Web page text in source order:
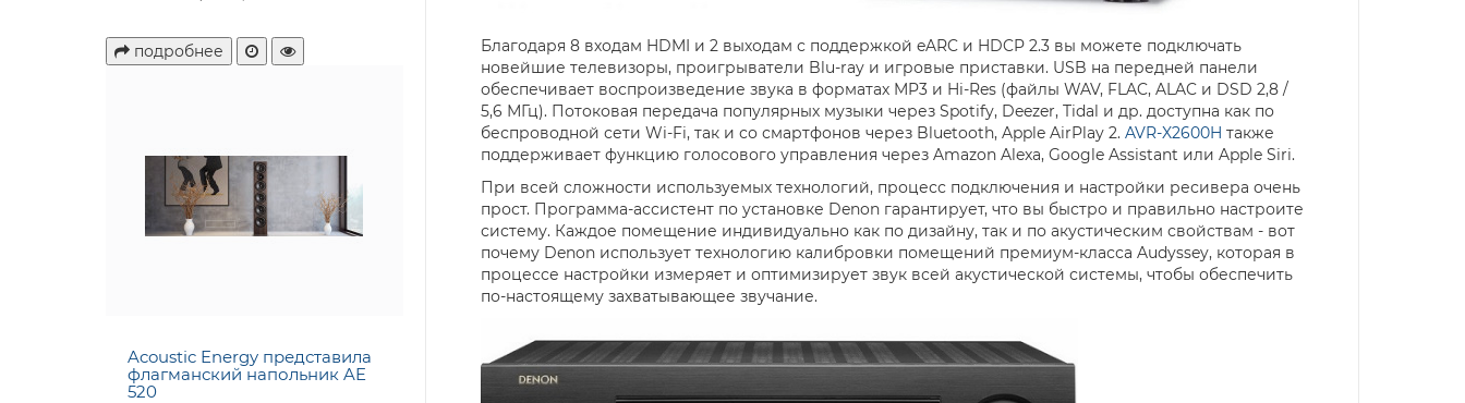
подробнее
Acoustic Energy представила
флагманский напольник AE
520
Благодаря 8 входам HDMI и 2 выходам с поддержкой eARC и HDCP 2.3 вы можете подключать
новейшие телевизоры, проигрыватели Blu-ray и игровые приставки. USB на передней панели
обеспечивает воспроизведение звука в форматах MP3 и Hi-Res (файлы WAV, FLAC, ALAC и DSD 2,8 /
5,6 МГц). Потоковая передача популярных музыки через Spotify, Deezer, Tidal и др. доступна как по
беспроводной сети Wi-Fi, так и со смартфонов через Bluetooth, Apple AirPlay 2. AVR-X2600H также
поддерживает функцию голосового управления через Amazon Alexa, Google Assistant или Apple Siri.
При всей сложности используемых технологий, процесс подключения и настройки ресивера очень
прост. Программа-ассистент по установке Denon гарантирует, что вы быстро и правильно настроите
систему. Каждое помещение индивидуально как по дизайну, так и по акустическим свойствам - вот
почему Denon использует технологию калибровки помещений премиум-класса Audyssey, которая в
процессе настройки измеряет и оптимизирует звук всей акустической системы, чтобы обеспечить
по-настоящему захватывающее звучание.